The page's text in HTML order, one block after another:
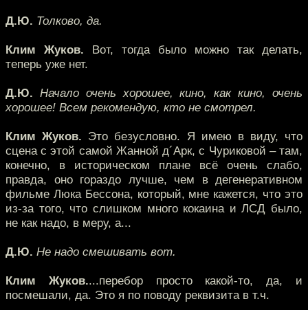
Д.Ю. Толково, да.
Клим Жуков. Вот, тогда было можно так делать,
теперь уже нет.
Д.Ю. Начало очень хорошее, кино, как кино, очень
хорошее! Всем рекомендую, кто не смотрел.
Клим Жуков. Это безусловно. Я имею в виду, что
сцена с этой самой Жанной д´Арк, с Чуриковой – там,
конечно, в историческом плане всё очень слабо,
правда, оно гораздо лучше, чем в дегенеративном
фильме Люка Бессона, который, мне кажется, что это
из-за того, что слишком много кокаина и ЛСД было,
не как надо, в меру, а...
Д.Ю. Не надо смешивать вот.
Клим Жуков....перебор просто какой-то, да, и
посмешали, да. Это я по поводу реквизита в т.ч.